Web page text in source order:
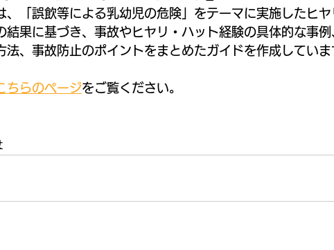
、「誤飲等による乳幼児の危険」をテーマに実施したヒヤ
結果に基づき、事故やヒヤリ・ハット経験の具体的な事例
法、事故防止のポイントをまとめたガイドを作成していま
ちらのページをご覧ください。